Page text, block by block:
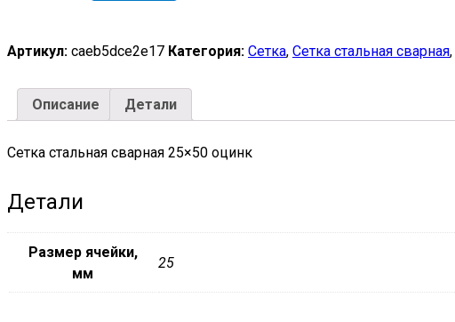
quantity
Артикул: caeb5dce2e17 Категория: Сетка, Сетка стальная сварная,
Описание Детали
Сетка стальная сварная 25×50 оцинк
Детали
Размер ячейки,
мм
25